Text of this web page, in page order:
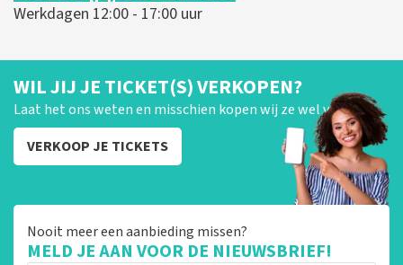
Werkdagen 12:00 - 17:00 uur
WIL JIJ JE TICKET(S) VERKOPEN?
Laat het ons weten en misschien kopen wij ze wel van je!
VERKOOP JE TICKETS
Nooit meer een aanbieding missen?
MELD JE AAN VOOR DE NIEUWSBRIEF!